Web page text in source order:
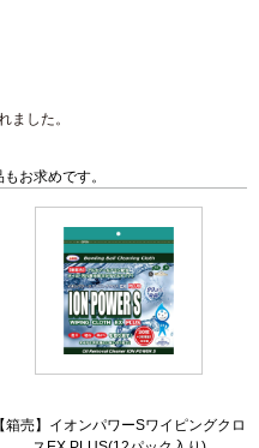
ました。
お求めです。
【箱売】イオンパワーSワイピングクロ